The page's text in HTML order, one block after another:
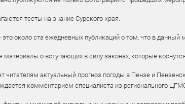
тесты на знание Сурского края.
около ста ежедневных публикаций о том, что в данный
о вступающих в силу законах, которые
читателям актуальный прогноз погоды в Пензе и
комментарием специалиста из регионального